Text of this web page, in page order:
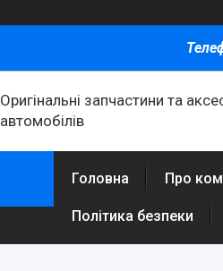
Оригінальні запчастини та
автомобілів
Головна Про
Політика безпеки